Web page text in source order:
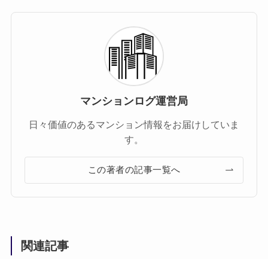
マンションログ運営局
日々価値のあるマンション情報をお届けしていま
す。
この著者の記事一覧へ
関連記事